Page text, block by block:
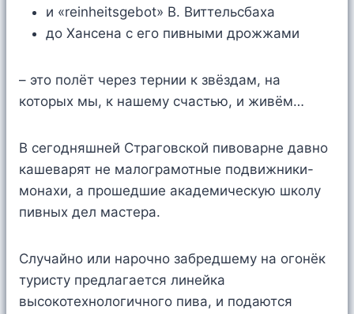
и «reinheitsgebot» В. Виттельсбаха
до Хансена с его пивными дрожжами
– это полёт через тернии к звёздам, на
которых мы, к нашему счастью, и живём…
В сегодняшней Страговской пивоварне давно
кашеварят не малограмотные подвижники-
монахи, а прошедшие академическую школу
пивных дел мастера.
Случайно или нарочно забредшему на огонёк
туристу предлагается линейка
высокотехнологичного пива, и подаются